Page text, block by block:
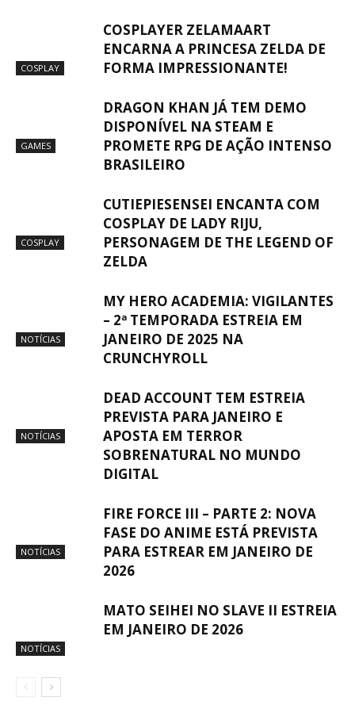
COSPLAY
COSPLAYER ZELAMAART
ENCARNA A PRINCESA ZELDA DE
FORMA IMPRESSIONANTE!
GAMES
DRAGON KHAN JÁ TEM DEMO
DISPONÍVEL NA STEAM E
PROMETE RPG DE AÇÃO INTENSO
BRASILEIRO
COSPLAY
CUTIEPIESENSEI ENCANTA COM
COSPLAY DE LADY RIJU,
PERSONAGEM DE THE LEGEND OF
ZELDA
NOTÍCIAS
MY HERO ACADEMIA: VIGILANTES
– 2ª TEMPORADA ESTREIA EM
JANEIRO DE 2025 NA
CRUNCHYROLL
NOTÍCIAS
DEAD ACCOUNT TEM ESTREIA
PREVISTA PARA JANEIRO E
APOSTA EM TERROR
SOBRENATURAL NO MUNDO
DIGITAL
NOTÍCIAS
FIRE FORCE III – PARTE 2: NOVA
FASE DO ANIME ESTÁ PREVISTA
PARA ESTREAR EM JANEIRO DE
2026
NOTÍCIAS
MATO SEIHEI NO SLAVE II ESTREIA
EM JANEIRO DE 2026